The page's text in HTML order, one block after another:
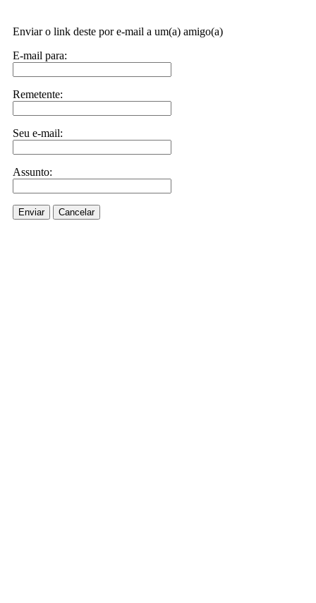
Enviar o link deste por e-mail a um(a) amigo(a)
E-mail para:
Remetente:
Seu e-mail:
Assunto:
Enviar Cancelar